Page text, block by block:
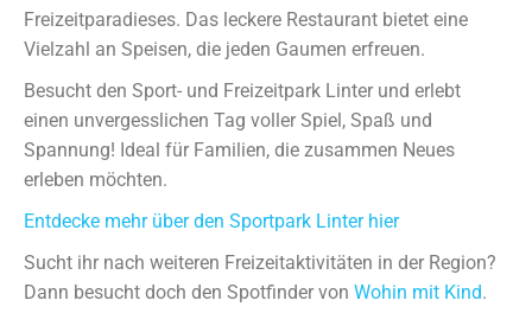
Freizeitparadieses. Das leckere Restaurant bietet eine
Vielzahl an Speisen, die jeden Gaumen erfreuen.
Besucht den Sport- und Freizeitpark Linter und erlebt
einen unvergesslichen Tag voller Spiel, Spaß und
Spannung! Ideal für Familien, die zusammen Neues
erleben möchten.
Entdecke mehr über den Sportpark Linter hier
Sucht ihr nach weiteren Freizeitaktivitäten in der Region?
Dann besucht doch den Spotfinder von Wohin mit Kind.